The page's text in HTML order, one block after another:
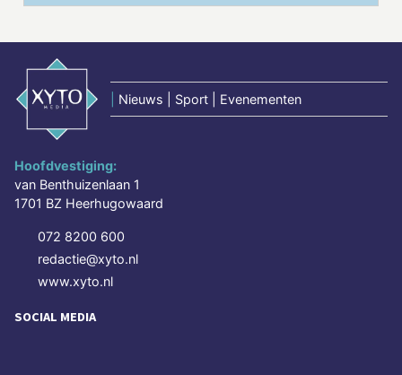
Nieuws | Sport | Evenementen
Hoofdvestiging:
van Benthuizenlaan 1
1701 BZ Heerhugowaard
072 8200 600
redactie@xyto.nl
www.xyto.nl
SOCIAL MEDIA